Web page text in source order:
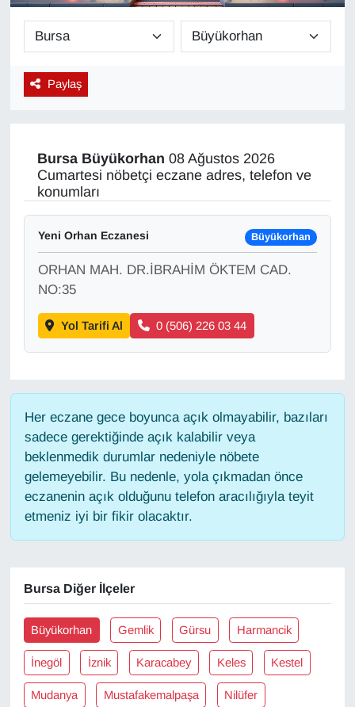
Paylaş
Bursa Büyükorhan 08 Ağustos 2026
Cumartesi nöbetçi eczane adres, telefon ve
konumları
Yeni Orhan Eczanesi Büyükorhan
ORHAN MAH. DR.İBRAHİM ÖKTEM CAD.
NO:35
Yol Tarifi Al 0 (506) 226 03 44
Her eczane gece boyunca açık olmayabilir, bazıları
sadece gerektiğinde açık kalabilir veya
beklenmedik durumlar nedeniyle nöbete
gelemeyebilir. Bu nedenle, yola çıkmadan önce
eczanenin açık olduğunu telefon aracılığıyla teyit
etmeniz iyi bir fikir olacaktır.
Bursa Diğer İlçeler
Büyükorhan Gemlik Gürsu Harmancik
İnegöl İznik Karacabey Keles Kestel
Mudanya Mustafakemalpaşa Nilüfer
Diğer
DÜNYA
EKONOMİ
Eleman
Emlak
En çok konuşulanlar
GENEL
Güncel
Gündem
Haber
HABERDE İNSAN
İngilizce
Kamu Alımları
Kim Kimdir?
Kültür & Sanat